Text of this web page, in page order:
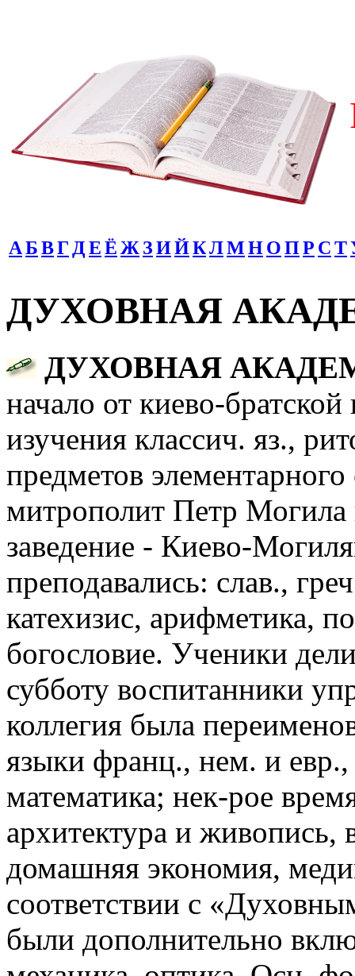
АБВГ ДЕЁ Ж ЗИЙКЛМНОПР СТ
ДУХОВНАЯ
ДУХОВНАЯ
начало от киево-
изучения классич. яз.,
предметов
митрополит Петр Могила
заведение - Киево-
преподавались: слав.,
катехизис, арифметика,
богословие. Ученики
субботу воспитанники
коллегия была
языки франц., нем. и евр.,
математика; нек-рое
архитектура и живопись,
домашняя экономия,
соответствии с
были дополнительно